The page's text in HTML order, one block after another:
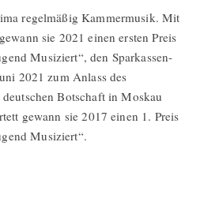
regelmäßig Kammermusik. Mit
sie 2021 einen ersten Preis
Musiziert“, den Sparkassen-
2021 zum Anlass des
Botschaft in Moskau
gewann sie 2017 einen 1. Preis
Musiziert“.